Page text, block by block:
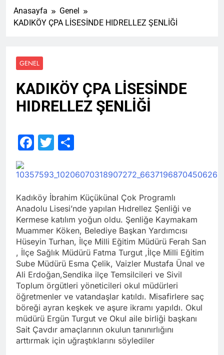
Anasayfa
Genel
KADIKÖY ÇPA LİSESİNDE HIDRELLEZ ŞENLİĞİ
GENEL
KADIKÖY ÇPA LİSESİNDE
HIDRELLEZ ŞENLİĞİ
Facebook
Twitter
Kadıköy İbrahim Küçükünal Çok Programlı
Anadolu Lisesi’nde yapılan Hıdrellez Şenliği ve
Kermese katılım yoğun oldu. Şenliğe Kaymakam
Muammer Köken, Belediye Başkan Yardımcısı
Hüseyin Turhan, İlçe Milli Eğitim Müdürü Ferah San
, İlçe Sağlık Müdürü Fatma Turgut ,İlçe Milli Eğitim
Sube Müdürü Esma Çelik, Vaizler Mustafa Ünal ve
Ali Erdoğan,Sendika ilçe Temsilcileri ve Sivil
Toplum örgütleri yöneticileri okul müdürleri
öğretmenler ve vatandaşlar katıldı. Misafirlere saç
böreği ayran keşkek ve aşure ikramı yapıldı. Okul
müdürü Ergün Turgut ve Okul aile birliği başkanı
Sait Çavdır amaçlarının okulun tanınırlığını
arttırmak için uğraştıklarını söylediler